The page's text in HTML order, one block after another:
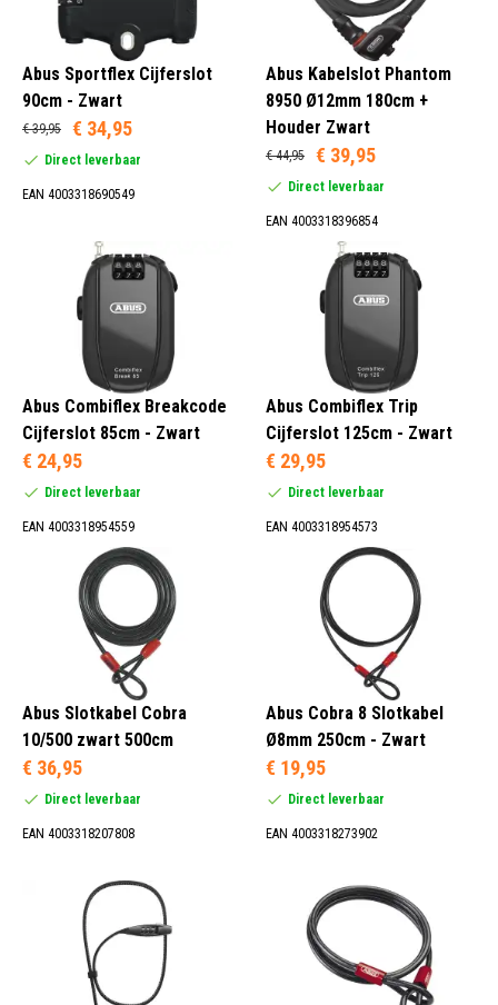
51 t/m 60 cm (1)
61 t/m 70 cm (3)
81 t/m 90 cm (16)
Basisbeveiliging (35)
Goede Beveiliging (6)
Code (24)
Sleutel (12)
Blauw (4)
Geel (1)
Groen (1)
Lime (2)
grootste en goedkoopste Abus kabelsloten shop.
Abus Sportflex Cijferslot
90cm - Zwart
€ 39,95 € 34,95
Direct leverbaar
EAN 4003318690549
Abus Kabelslot Phantom
8950 Ø12mm 180cm +
Houder Zwart
€ 44,95 € 39,95
Direct leverbaar
EAN 4003318396854
Abus Combiflex Breakcode
Cijferslot 85cm - Zwart
€ 24,95
Direct leverbaar
EAN 4003318954559
Abus Combiflex Trip
Cijferslot 125cm - Zwart
€ 29,95
Direct leverbaar
EAN 4003318954573
Abus Slotkabel Cobra
10/500 zwart 500cm
€ 36,95
Direct leverbaar
EAN 4003318207808
Abus Cobra 8 Slotkabel
Ø8mm 250cm - Zwart
€ 19,95
Direct leverbaar
EAN 4003318273902